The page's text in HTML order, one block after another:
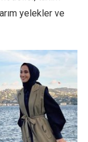
yelekler ve